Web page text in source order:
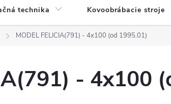
technika Kovoobrábacie stroje
MODEL FELICIA(791) - 4x100 (od 1995.01)
- 4x100